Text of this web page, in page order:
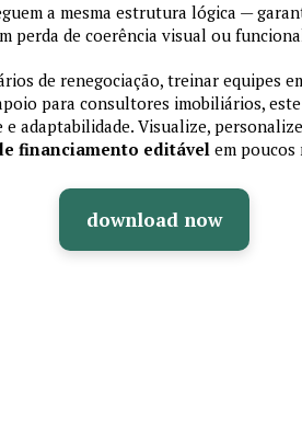
a mesma estrutura lógica —
perda de coerência visual ou
de renegociação, treinar equipes
para consultores imobiliários,
e adaptabilidade. Visualize,
financiamento editável em poucos
download now